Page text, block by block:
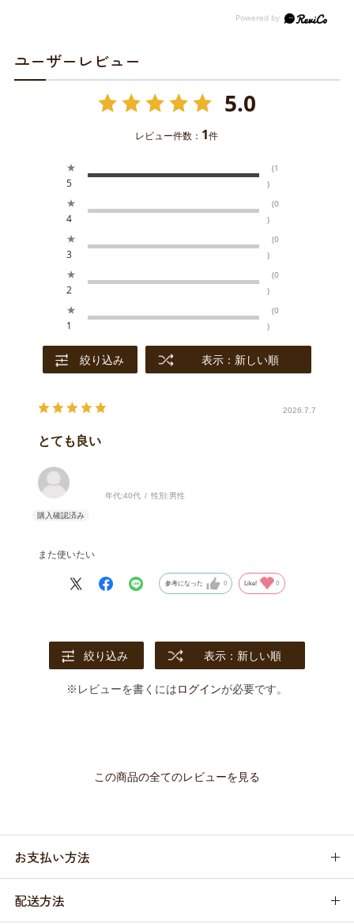
ユーザーレビュー
5.0
レビュー件数： 1件
★
5
(1
)
★
4
(0
)
★
3
(0
)
★
2
(0
)
★
1
(0
)
絞り込み 表示：新しい順
2026.7.7
とても良い
年代:40代 性別:男性
また使いたい
参考になった 0 Like! 0
絞り込み 表示：新しい順
※レビューを書くにはログインが必要です。
この商品の全てのレビューを見る
お支払い方法
配送方法